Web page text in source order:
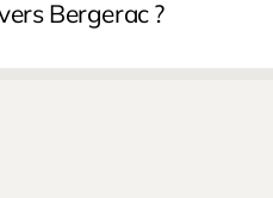
terminal est à taille
Bergerac ?